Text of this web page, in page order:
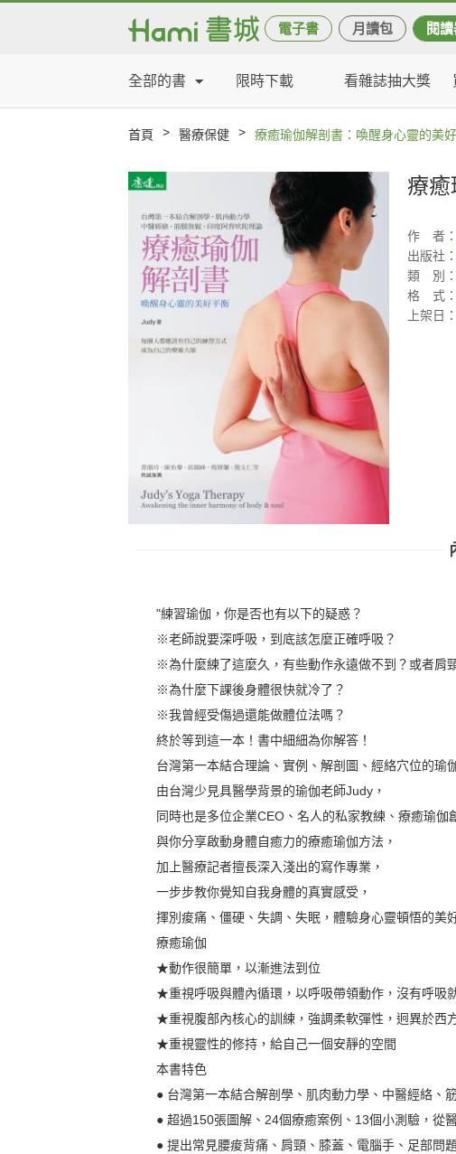
電子書 月讀包 閱
全部的書 限時下載 看雜誌抽大獎
首頁 > 醫療保健 > 療癒瑜伽解剖書：喚醒身心靈的美
療
作 者：
出版社：
類
別：
格
式：
上架日：
"練習瑜伽，你是否也有以下的疑惑？
※老師說要深呼吸，到底該怎麼正確呼吸？
※為什麼練了這麼久，有些動作永遠做不到？或者肩
※為什麼下課後身體很快就冷了？
※我曾經受傷過還能做體位法嗎？
終於等到這一本！書中細細為你解答！
台灣第一本結合理論、實例、解剖圖、經絡穴位的瑜
由台灣少見具醫學背景的瑜伽老師Judy，
同時也是多位企業CEO、名人的私家教練、療癒瑜伽
與你分享啟動身體自癒力的療癒瑜伽方法，
加上醫療記者擅長深入淺出的寫作專業，
一步步教你覺知自我身體的真實感受，
揮別痠痛、僵硬、失調、失眠，體驗身心靈頓悟的美
療癒瑜伽
★動作很簡單，以漸進法到位
★重視呼吸與體內循環，以呼吸帶領動作，沒有呼吸
★重視腹部內核心的訓練，強調柔軟彈性，迥異於西
★重視靈性的修持，給自己一個安靜的空間
本書特色
● 台灣第一本結合解剖學、肌肉動力學、中醫經絡、
● 超過150張圖解、24個療癒案例、13個小測驗，從
● 提出常見腰痠背痛、肩頸、膝蓋、電腦手、足部問